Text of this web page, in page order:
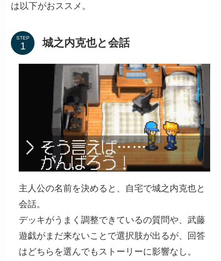
は以下がおススメ。
STEP 城之内克也と会話
主人公の名前を決めると、自宅で城之内克也と
会話。
デッキがうまく調整できているの質問や、武藤
遊戯がまだ来ないことで選択肢が出るが、回答
はどちらを選んでもストーリーに影響なし。